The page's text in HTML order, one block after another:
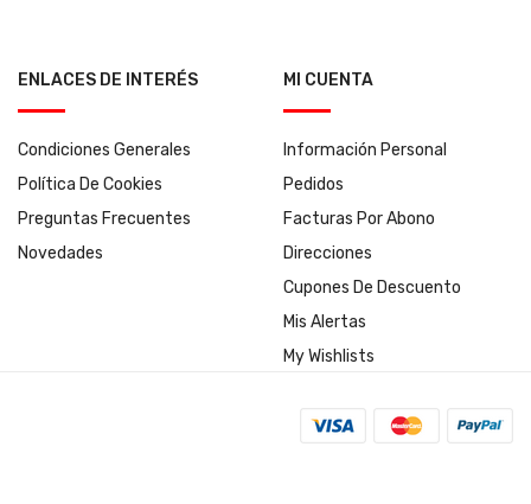
ENLACES DE INTERÉS
Condiciones Generales
Política De Cookies
Preguntas Frecuentes
Novedades
MI CUENTA
Información Personal
Pedidos
Facturas Por Abono
Direcciones
Cupones De Descuento
Mis Alertas
My Wishlists